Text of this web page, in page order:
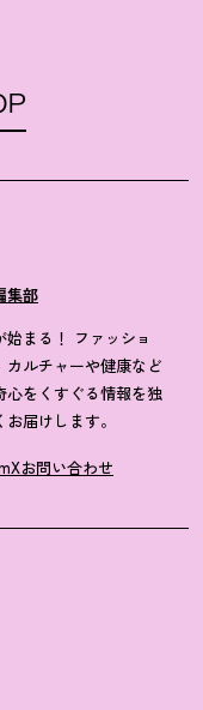
集部
まる！ ファッショ
カルチャーや健康など
心をくすぐる情報を独
届けします。
Xお問い合わせ